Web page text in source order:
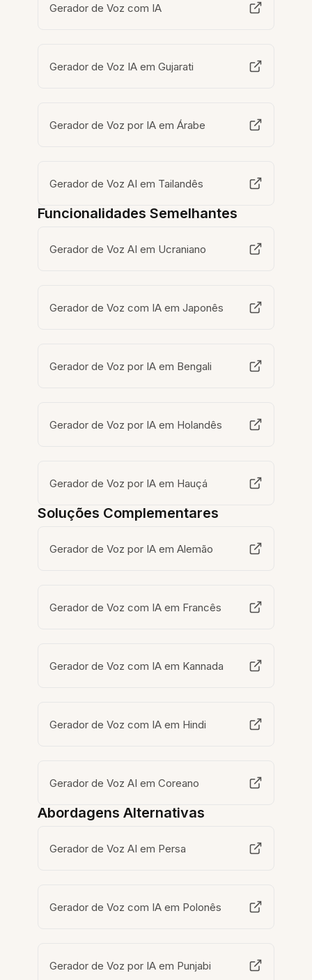
Gerador de Voz com IA
Gerador de Voz IA em Gujarati
Gerador de Voz por IA em Árabe
Gerador de Voz AI em Tailandês
Funcionalidades Semelhantes
Gerador de Voz AI em Ucraniano
Gerador de Voz com IA em Japonês
Gerador de Voz por IA em Bengali
Gerador de Voz por IA em Holandês
Gerador de Voz por IA em Hauçá
Soluções Complementares
Gerador de Voz por IA em Alemão
Gerador de Voz com IA em Francês
Gerador de Voz com IA em Kannada
Gerador de Voz com IA em Hindi
Gerador de Voz AI em Coreano
Abordagens Alternativas
Gerador de Voz AI em Persa
Gerador de Voz com IA em Polonês
Gerador de Voz por IA em Punjabi